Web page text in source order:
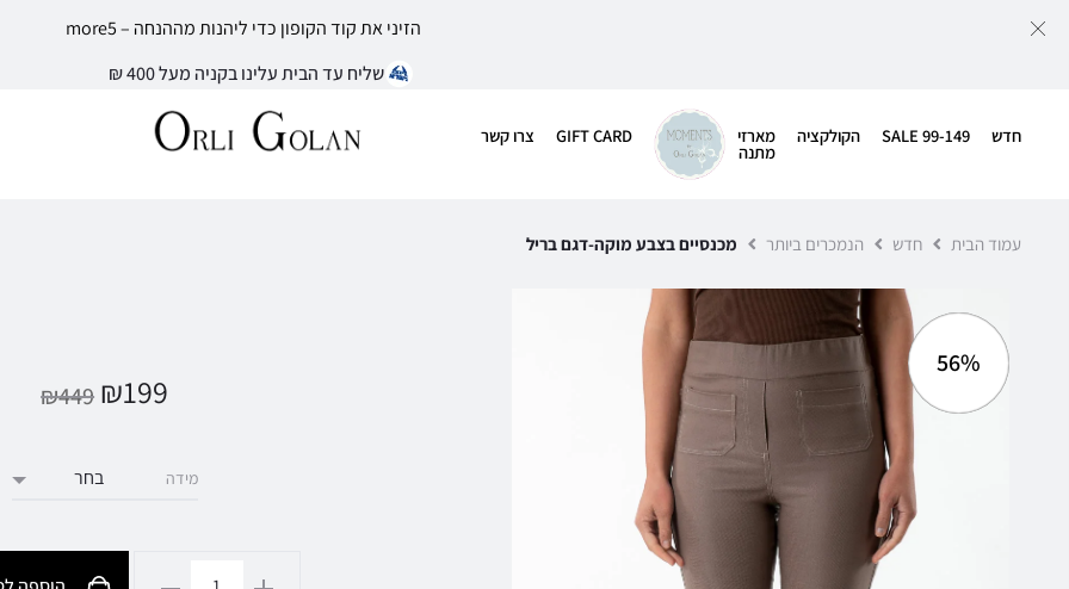
שליח עד הבית עלינו בקניה מעל 400 ₪
חדש SALE 99-149 הקולקציה מארזי
מתנה
GIFT CARD צרו קשר
עמוד הבית חדש הנמכרים ביותר מכנסיים בצבע מוקה-דגם בריל
56%
₪449 ₪199
מידה
הזיני את קוד הקופון כדי ליהנות מההנחה – more5